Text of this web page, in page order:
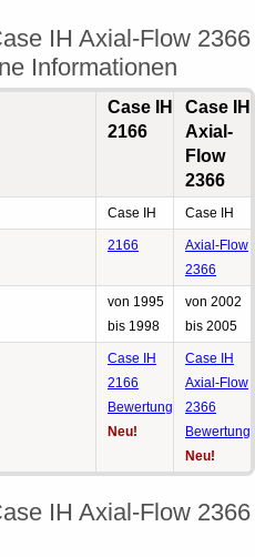
IH Axial-Flow 2366
Informationen
Case IH
2166
Case IH
Axial-
Flow
2366
Case IH Case IH
2166
Axial-Flow
2366
von 1995
bis 1998
von 2002
bis 2005
Case IH
2166
Bewertung
Neu!
Case IH
Axial-Flow
2366
Bewertung
Neu!
IH Axial-Flow 2366